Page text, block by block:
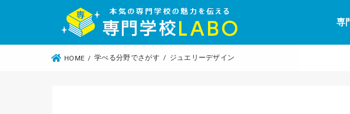
専
HOME 学べる分野でさがす ジュエリーデザイン